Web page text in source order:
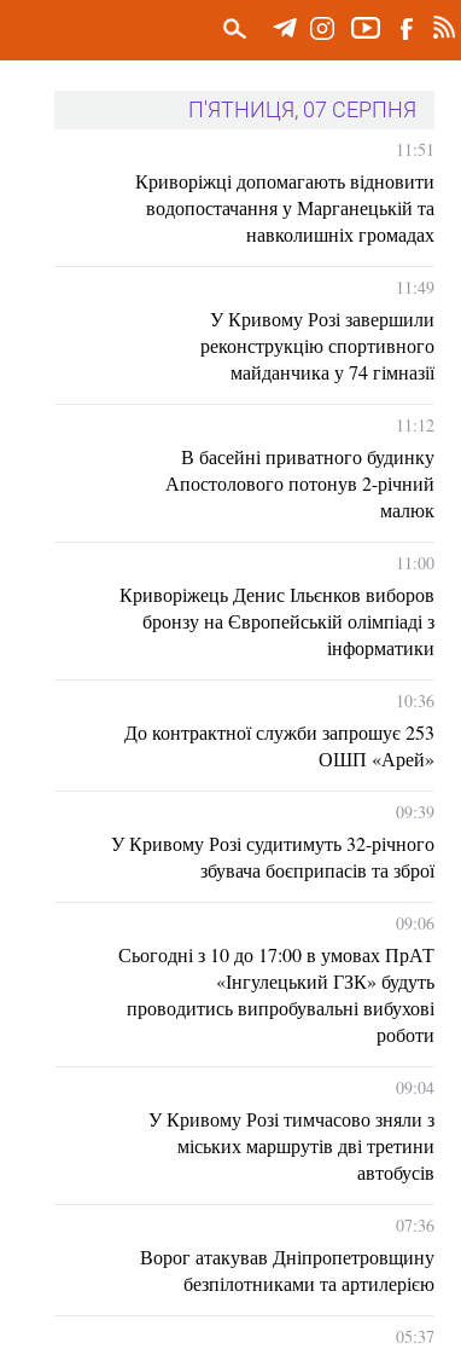
П'ЯТНИЦЯ, 07 СЕРПНЯ
11:51
Криворіжці допомагають відновити
водопостачання у Марганецькій та
навколишніх громадах
11:49
У Кривому Розі завершили
реконструкцію спортивного
майданчика у 74 гімназії
11:12
В басейні приватного будинку
Апостолового потонув 2-річний
малюк
11:00
Криворіжець Денис Ільєнков виборов
бронзу на Європейській олімпіаді з
інформатики
10:36
До контрактної служби запрошує 253
ОШП «Арей»
09:39
У Кривому Розі судитимуть 32-річного
збувача боєприпасів та зброї
09:06
Сьогодні з 10 до 17:00 в умовах ПрАТ
«Інгулецький ГЗК» будуть
проводитись випробувальні вибухові
роботи
09:04
У Кривому Розі тимчасово зняли з
міських маршрутів дві третини
автобусів
07:36
Ворог атакував Дніпропетровщину
безпілотниками та артилерією
05:37